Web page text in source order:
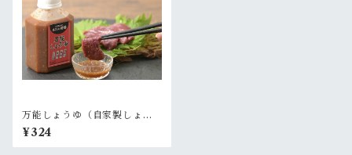
万能しょうゆ（自家製しょう
ゆだれ） 180ml
¥324